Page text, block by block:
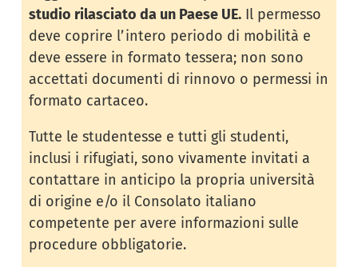
studio rilasciato da un Paese UE. Il permesso
deve coprire l’intero periodo di mobilità e
deve essere in formato tessera; non sono
accettati documenti di rinnovo o permessi in
formato cartaceo.
Tutte le studentesse e tutti gli studenti,
inclusi i rifugiati, sono vivamente invitati a
contattare in anticipo la propria università
di origine e/o il Consolato italiano
competente per avere informazioni sulle
procedure obbligatorie.